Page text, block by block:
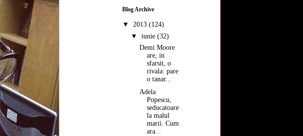
Blog Archive
▼ 2013 (124)
▼ iunie (32)
Demi Moore
are, in
sfarsit, o
rivala: pare
o tanar...
Adela
Popescu,
seducatoare
la malul
marii. Cum
ara...